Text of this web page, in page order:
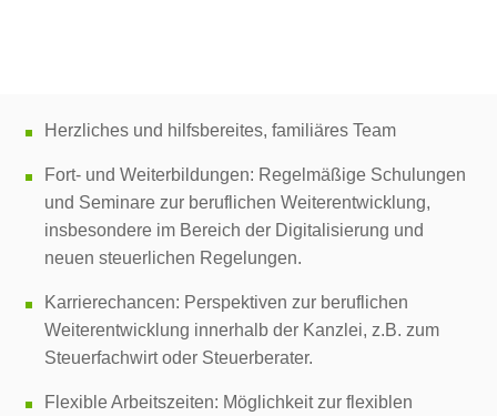
Herzliches und hilfsbereites, familiäres Team
Fort- und Weiterbildungen: Regelmäßige Schulungen
und Seminare zur beruflichen Weiterentwicklung,
insbesondere im Bereich der Digitalisierung und
neuen steuerlichen Regelungen.
Karrierechancen: Perspektiven zur beruflichen
Weiterentwicklung innerhalb der Kanzlei, z.B. zum
Steuerfachwirt oder Steuerberater.
Flexible Arbeitszeiten: Möglichkeit zur flexiblen